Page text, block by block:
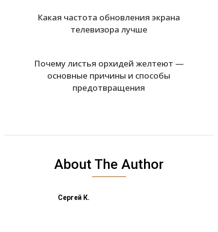
Какая частота обновления экрана
телевизора лучше
Почему листья орхидей желтеют —
основные причины и способы
предотвращения
About The Author
Сергей К.